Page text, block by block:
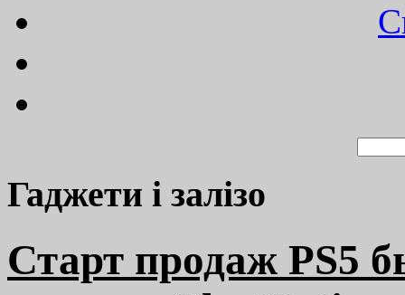
Гаджети і залізо
Старт продаж PS5